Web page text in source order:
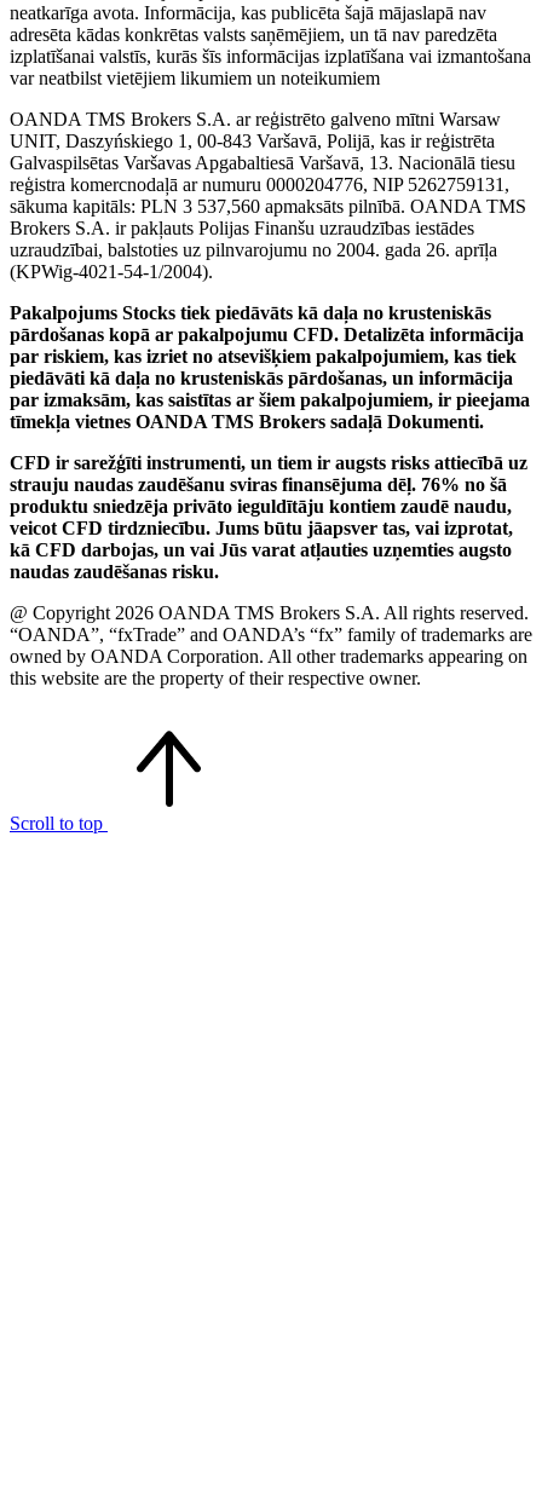
neatkarīga avota. Informācija, kas publicēta šajā mājaslapā nav
adresēta kādas konkrētas valsts saņēmējiem, un tā nav paredzēta
izplatīšanai valstīs, kurās šīs informācijas izplatīšana vai izmantošana
var neatbilst vietējiem likumiem un noteikumiem
OANDA TMS Brokers S.A. ar reģistrēto galveno mītni Warsaw
UNIT, Daszyńskiego 1, 00-843 Varšavā, Polijā, kas ir reģistrēta
Galvaspilsētas Varšavas Apgabaltiesā Varšavā, 13. Nacionālā tiesu
reģistra komercnodaļā ar numuru 0000204776, NIP 5262759131,
sākuma kapitāls: PLN 3 537,560 apmaksāts pilnībā. OANDA TMS
Brokers S.A. ir pakļauts Polijas Finanšu uzraudzības iestādes
uzraudzībai, balstoties uz pilnvarojumu no 2004. gada 26. aprīļa
(KPWig-4021-54-1/2004).
Pakalpojums Stocks tiek piedāvāts kā daļa no krusteniskās
pārdošanas kopā ar pakalpojumu CFD. Detalizēta informācija
par riskiem, kas izriet no atsevišķiem pakalpojumiem, kas tiek
piedāvāti kā daļa no krusteniskās pārdošanas, un informācija
par izmaksām, kas saistītas ar šiem pakalpojumiem, ir pieejama
tīmekļa vietnes OANDA TMS Brokers sadaļā Dokumenti.
CFD ir sarežģīti instrumenti, un tiem ir augsts risks attiecībā uz
strauju naudas zaudēšanu sviras finansējuma dēļ. 76% no šā
produktu sniedzēja privāto ieguldītāju kontiem zaudē naudu,
veicot CFD tirdzniecību. Jums būtu jāapsver tas, vai izprotat,
kā CFD darbojas, un vai Jūs varat atļauties uzņemties augsto
naudas zaudēšanas risku.
@ Copyright 2026 OANDA TMS Brokers S.A. All rights reserved.
“OANDA”, “fxTrade” and OANDA’s “fx” family of trademarks are
owned by OANDA Corporation. All other trademarks appearing on
this website are the property of their respective owner.
Scroll to top